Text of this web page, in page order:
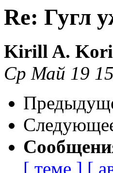
Re: Гугл
Kirill A.
Ср Май 19
[ теме ] [